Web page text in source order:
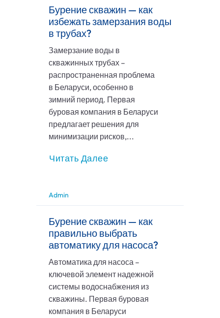
Бурение скважин — как
избежать замерзания воды
в трубах?
Замерзание воды в
скважинных трубах –
распространенная проблема
в Беларуси, особенно в
зимний период. Первая
буровая компания в Беларуси
предлагает решения для
минимизации рисков,...
Читать Далее
Admin
Бурение скважин — как
правильно выбрать
автоматику для насоса?
Автоматика для насоса –
ключевой элемент надежной
системы водоснабжения из
скважины. Первая буровая
компания в Беларуси